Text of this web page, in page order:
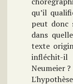
qu’il
peut donc
dans
texte
infléchit-il
Neumeier ?